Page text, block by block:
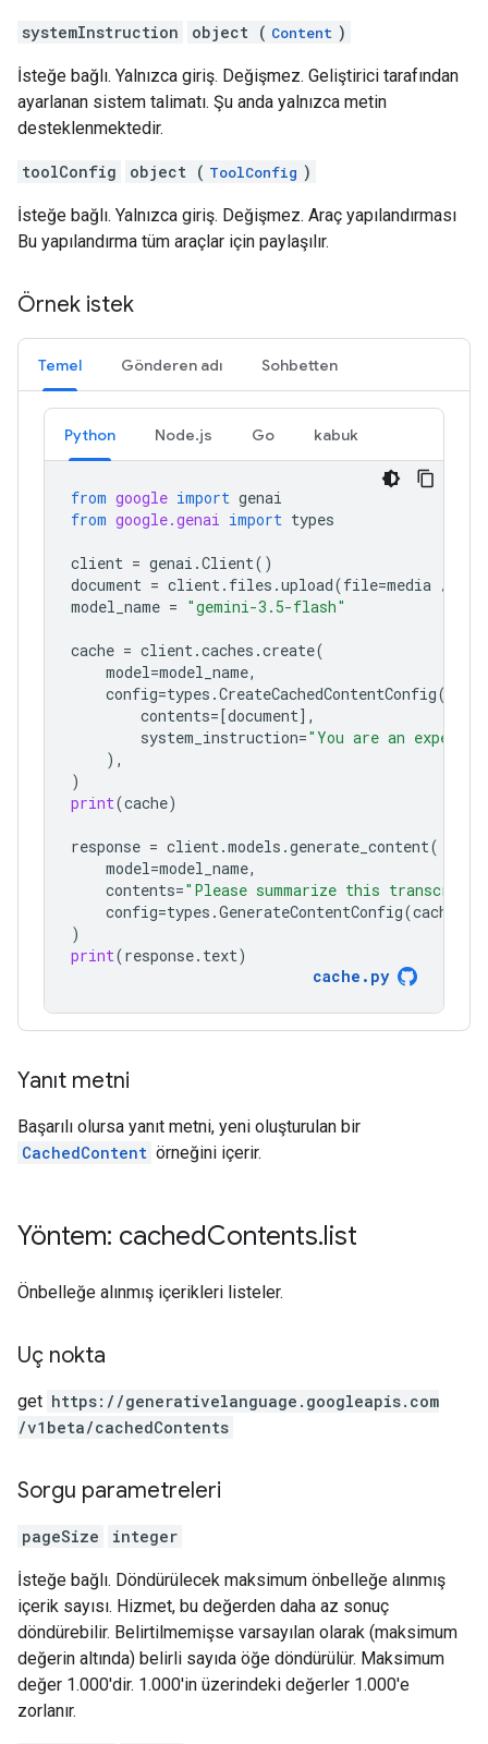
systemInstruction object ( Content )
İsteğe bağlı. Yalnızca giriş. Değişmez. Geliştirici tarafından
ayarlanan sistem talimatı. Şu anda yalnızca metin
desteklenmektedir.
toolConfig object ( ToolConfig )
İsteğe bağlı. Yalnızca giriş. Değişmez. Araç yapılandırması
Bu yapılandırma tüm araçlar için paylaşılır.
Örnek istek
Temel Gönderen adı Sohbetten
Python Node.js Go kabuk
from google import genai
from google.genai import types
client = genai .Client()
document = client. files .upload(file=media /
model_name = "gemini-3.5-flash"
cache = client.caches .create(
model=model_name,
config=types .CreateCachedContentConfig(
contents=[document],
system_instruction="You are an expert
),
)
print(cache)
response = client.models .generate_content(
model=model_name,
contents="Please summarize this transcript"
config=types .GenerateContentConfig(
)
print(response. text)
cache . py
Yanıt metni
Başarılı olursa yanıt metni, yeni oluşturulan bir
CachedContent örneğini içerir.
Yöntem: cachedContents.list
Önbelleğe alınmış içerikleri listeler.
Uç nokta
get https: / /generativelanguage.googleapis.com
/v1beta/cachedContents
Sorgu parametreleri
pageSize integer
İsteğe bağlı. Döndürülecek maksimum önbelleğe alınmış
içerik sayısı. Hizmet, bu değerden daha az sonuç
döndürebilir. Belirtilmemişse varsayılan olarak (maksimum
değerin altında) belirli sayıda öğe döndürülür. Maksimum
değer 1.000'dir. 1.000'in üzerindeki değerler 1.000'e
zorlanır.